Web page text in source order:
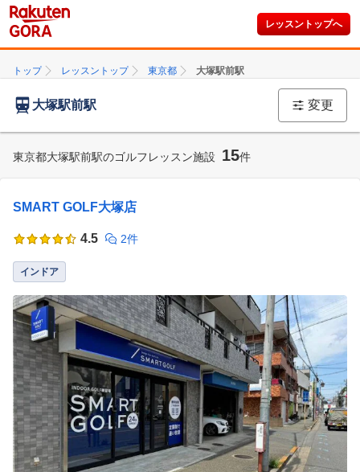
レッスントップへ
トップ レッスントップ 東京都 大塚駅前駅
大塚駅前駅 変更
東京都大塚駅前駅のゴルフレッスン施設 15件
SMART GOLF大塚店
4.5 2件
インドア